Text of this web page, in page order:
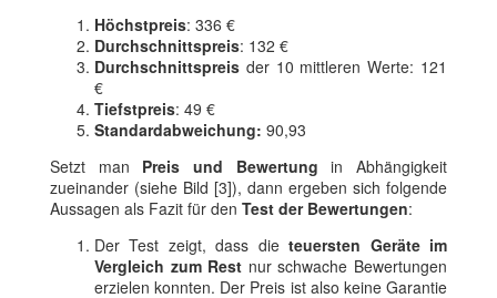
Höchstpreis: 336 €
Durchschnittspreis: 132 €
Durchschnittspreis der 10 mittleren Werte: 121
€
Tiefstpreis: 49 €
Standardabweichung: 90,93
Setzt man Preis und Bewertung in Abhängigkeit
zueinander (siehe Bild [3]), dann ergeben sich folgende
Aussagen als Fazit für den Test der Bewertungen:
Der Test zeigt, dass dieteuersten Geräte im
Vergleich zum Rest nur schwache Bewertungen
erzielen konnten. Der Preis ist also keine Garantie